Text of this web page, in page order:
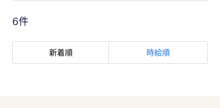
6件
新着順 時給順